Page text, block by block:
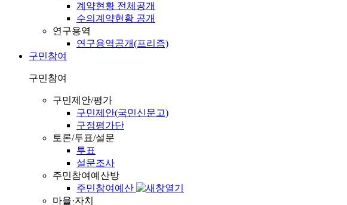
계약현황 전체공개
수의계약현황 공개
연구용역
연구용역공개(프리즘)
구민참여
구민참여
구민제안/평가
구민제안(국민신문고)
구정평가단
토론/투표/설문
투표
설문조사
주민참여예산방
주민참여예산
마을·자치